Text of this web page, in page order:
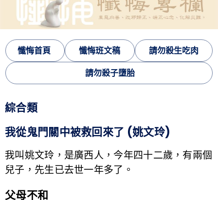
懺悔首頁 懺悔班文稿 請勿殺生吃肉
請勿殺子墮胎
綜合類
我從鬼門關中被救回來了 (姚文玲)
我叫姚文玲，是廣西人，今年四十二歲，有兩個
兒子，先生已去世一年多了。
父母不和